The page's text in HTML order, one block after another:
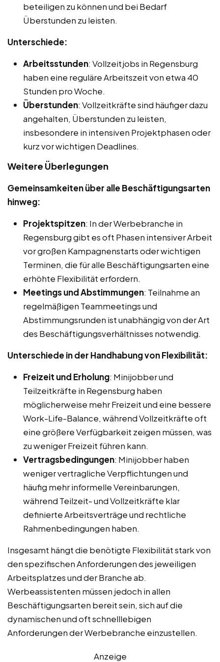
beteiligen zu können und bei Bedarf
Überstunden zu leisten.
Unterschiede:
Arbeitsstunden: Vollzeitjobs in Regensburg
haben eine reguläre Arbeitszeit von etwa 40
Stunden pro Woche.
Überstunden: Vollzeitkräfte sind häufiger dazu
angehalten, Überstunden zu leisten,
insbesondere in intensiven Projektphasen oder
kurz vor wichtigen Deadlines.
Weitere Überlegungen
Gemeinsamkeiten über alle Beschäftigungsarten
hinweg:
Projektspitzen: In der Werbebranche in
Regensburg gibt es oft Phasen intensiver Arbeit
vor großen Kampagnenstarts oder wichtigen
Terminen, die für alle Beschäftigungsarten eine
erhöhte Flexibilität erfordern.
Meetings und Abstimmungen: Teilnahme an
regelmäßigen Teammeetings und
Abstimmungsrunden ist unabhängig von der Art
des Beschäftigungsverhältnisses notwendig.
Unterschiede in der Handhabung von Flexibilität:
Freizeit und Erholung: Minijobber und
Teilzeitkräfte in Regensburg haben
möglicherweise mehr Freizeit und eine bessere
Work-Life-Balance, während Vollzeitkräfte oft
eine größere Verfügbarkeit zeigen müssen, was
zu weniger Freizeit führen kann.
Vertragsbedingungen: Minijobber haben
weniger vertragliche Verpflichtungen und
häufig mehr informelle Vereinbarungen,
während Teilzeit- und Vollzeitkräfte klar
definierte Arbeitsverträge und rechtliche
Rahmenbedingungen haben.
Insgesamt hängt die benötigte Flexibilität stark von
den spezifischen Anforderungen des jeweiligen
Arbeitsplatzes und der Branche ab.
Werbeassistenten müssen jedoch in allen
Beschäftigungsarten bereit sein, sich auf die
dynamischen und oft schnelllebigen
Anforderungen der Werbebranche einzustellen.
Anzeige